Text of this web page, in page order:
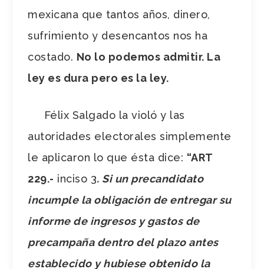
mexicana que tantos años, dinero,
sufrimiento y desencantos nos ha
costado. No lo podemos admitir. La
ley es dura pero es la ley.
Félix Salgado la violó y las
autoridades electorales simplemente
le aplicaron lo que ésta dice: “ART
229.- inciso 3. Si un precandidato
incumple la obligación de entregar su
informe de ingresos y gastos de
precampaña dentro del plazo antes
establecido y hubiese obtenido la